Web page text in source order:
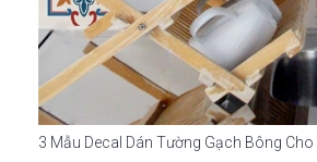
3 Mẫu Decal Dán Tường Gạch Bông Cho